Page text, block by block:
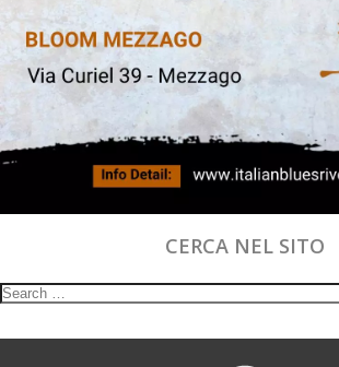
CERCA NEL SITO
Search